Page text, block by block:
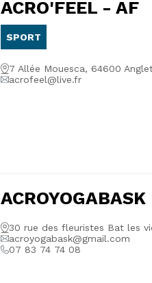
ACRO'FEEL - AF
SPORT
7 Allée Mouesca, 64600
acrofeel@live.fr
ACROYOGABASK
30 rue des fleuristes Bat les
acroyogabask@gmail.com
07 83 74 74 08